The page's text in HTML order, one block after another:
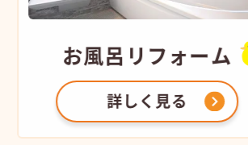
お風呂 リフォーム
詳しく見る